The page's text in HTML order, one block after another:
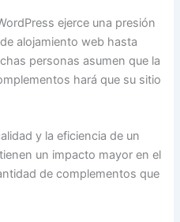
ejerce una presión
alojamiento web hasta
personas asumen que la
hará que su sitio
y la eficiencia de un
un impacto mayor en el
de complementos que